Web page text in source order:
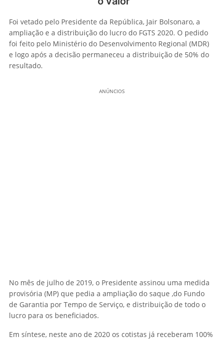
Foi vetado pelo Presidente da República, Jair Bolsonaro, a
ampliação e a distribuição do lucro do FGTS 2020. O pedido
foi feito pelo Ministério do Desenvolvimento Regional (MDR)
e logo após a decisão permaneceu a distribuição de 50% do
resultado.
ANÚNCIOS
No mês de julho de 2019, o Presidente assinou uma medida
provisória (MP) que pedia a ampliação do saque ,do Fundo
de Garantia por Tempo de Serviço, e distribuição de todo o
lucro para os beneficiados.
Em síntese, neste ano de 2020 os cotistas já receberam 100%